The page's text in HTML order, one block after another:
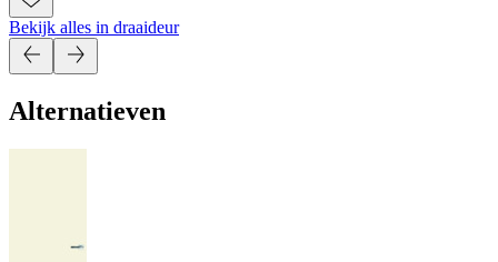
Bekijk alles in draaideur
Alternatieven